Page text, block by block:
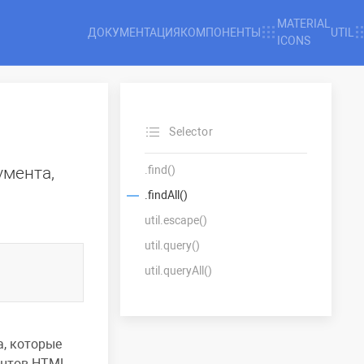
ДОКУМЕНТАЦИЯКОМПОНЕНТЫ
MATERIAL
ICONS
UTIL
Selector
.find()
.findAll()
util.escape()
util.query()
util.queryAll()
которые